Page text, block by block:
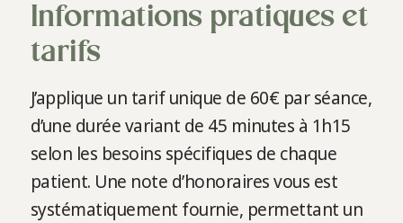
Informations pratiques et
tarifs
J’applique un tarif unique de 60€ par séance,
d’une durée variant de 45 minutes à 1h15
selon les besoins spécifiques de chaque
patient. Une note d’honoraires vous est
systématiquement fournie, permettant un